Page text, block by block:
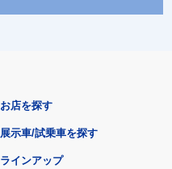
お店を探す
展示車/試乗車を探す
ラインアップ